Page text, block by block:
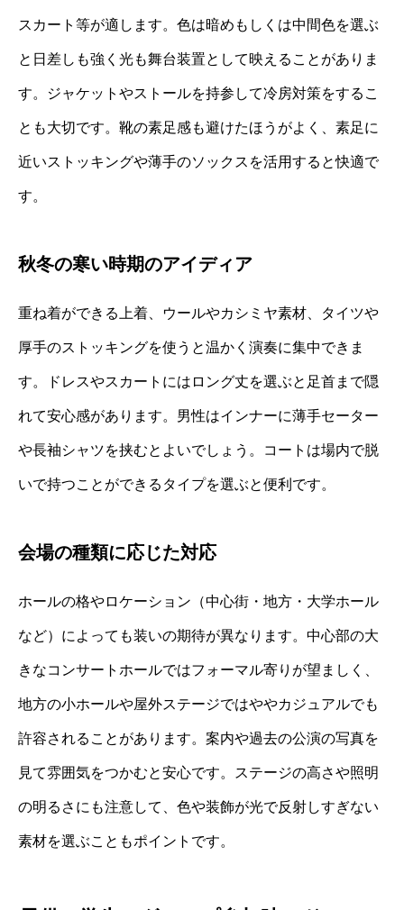
スカート等が適します。色は暗めもしくは中間色を選ぶ
と日差しも強く光も舞台装置として映えることがありま
す。ジャケットやストールを持参して冷房対策をするこ
とも大切です。靴の素足感も避けたほうがよく、素足に
近いストッキングや薄手のソックスを活用すると快適で
す。
秋冬の寒い時期のアイディア
重ね着ができる上着、ウールやカシミヤ素材、タイツや
厚手のストッキングを使うと温かく演奏に集中できま
す。ドレスやスカートにはロング丈を選ぶと足首まで隠
れて安心感があります。男性はインナーに薄手セーター
や長袖シャツを挟むとよいでしょう。コートは場内で脱
いで持つことができるタイプを選ぶと便利です。
会場の種類に応じた対応
ホールの格やロケーション（中心街・地方・大学ホール
など）によっても装いの期待が異なります。中心部の大
きなコンサートホールではフォーマル寄りが望ましく、
地方の小ホールや屋外ステージではややカジュアルでも
許容されることがあります。案内や過去の公演の写真を
見て雰囲気をつかむと安心です。ステージの高さや照明
の明るさにも注意して、色や装飾が光で反射しすぎない
素材を選ぶこともポイントです。